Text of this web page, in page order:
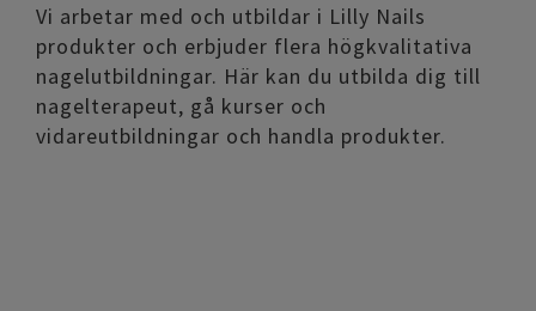
Vi arbetar med och utbildar i Lilly Nails
produkter och erbjuder flera högkvalitativa
nagelutbildningar. Här kan du utbilda dig till
nagelterapeut, gå kurser och
vidareutbildningar och handla produkter.